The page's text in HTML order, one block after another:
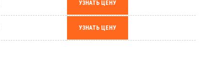
УЗНАТЬ ЦЕНУ
УЗНАТЬ ЦЕНУ